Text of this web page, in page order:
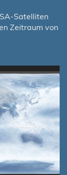
Satelliten
Zeitraum von